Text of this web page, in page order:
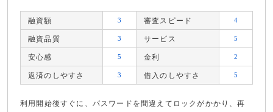
融資額 3 審査スピード 4
融資品質 3 サービス 5
安心感 5 金利 2
返済のしやすさ 3 借入のしやすさ 5
利用開始後すぐに、パスワードを間違えてロックがかかり、再